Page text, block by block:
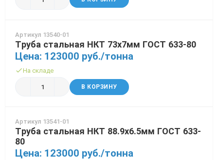
Артикул 13540-01
Труба стальная НКТ 73х7мм ГОСТ 633-80
Цена: 123000 руб./тонна
На складе
В КОРЗИНУ
Артикул 13541-01
Труба стальная НКТ 88.9х6.5мм ГОСТ 633-
80
Цена: 123000 руб./тонна